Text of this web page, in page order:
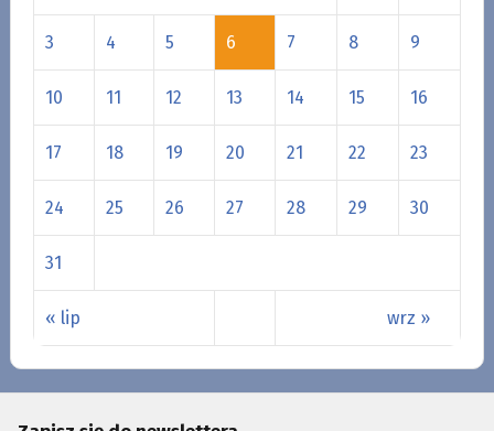
« lip wrz »
3 4 5 6 7 8 9
10 11 12 13 14 15 16
17 18 19 20 21 22 23
24 25 26 27 28 29 30
31